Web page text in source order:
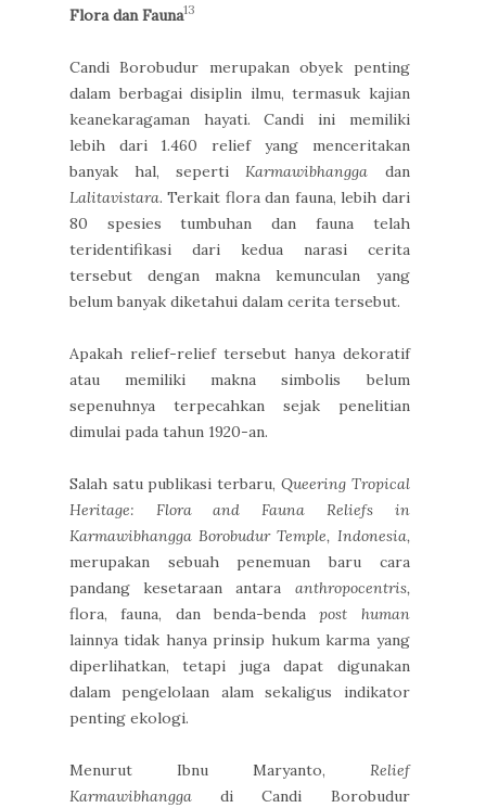
Flora dan Fauna13
Candi Borobudur merupakan obyek penting
dalam berbagai disiplin ilmu, termasuk kajian
keanekaragaman hayati. Candi ini memiliki
lebih dari 1.460 relief yang menceritakan
banyak hal, sepertiKarmawibhangga dan
Lalitavistara. Terkait flora dan fauna, lebih dari
80 spesies tumbuhan dan fauna telah
teridentifikasi dari kedua narasi cerita
tersebut dengan makna kemunculan yang
belum banyak diketahui dalam cerita tersebut.
Apakah relief-relief tersebut hanya dekoratif
atau memiliki makna simbolis belum
sepenuhnya terpecahkan sejak penelitian
dimulai pada tahun 1920-an.
Salah satu publikasi terbaru, Queering Tropical
Heritage: Flora and Fauna Reliefs in
Karmawibhangga Borobudur Temple, Indonesia,
merupakan sebuah penemuan baru cara
pandang kesetaraan antara anthropocentris,
flora, fauna, dan benda-bendapost human
lainnya tidak hanya prinsip hukum karma yang
diperlihatkan, tetapi juga dapat digunakan
dalam pengelolaan alam sekaligus indikator
penting ekologi.
Menurut Ibnu Maryanto, Relief
Karmawibhangga di Candi Borobudur